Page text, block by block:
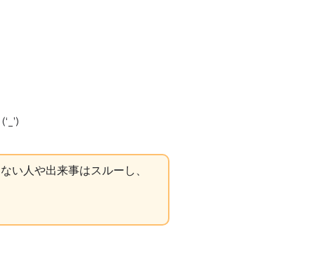
い人や出来事はスルーし、